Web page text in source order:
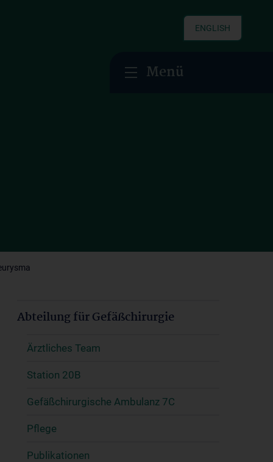
ENGLISH
Menü
Abteilung für Gefäßchirurgie
Ärztliches Team
Station 20B
Gefäßchirurgische Ambulanz 7C
Pflege
Publikationen